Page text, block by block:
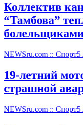
Коллектив
“Тамбова”
NEWSru.com :: Спорт5
19-летний
страшной
NEWSru.com :: Спорт5